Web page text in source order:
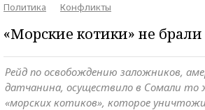
Политика
Конфликты
«Морские котики» не
Рейд по освобождению заложников,
датчанина, осуществило в Сомали то
«морских котиков», которое